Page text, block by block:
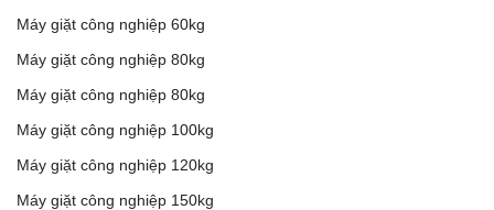
Máy giặt công nghiệp 60kg
Máy giặt công nghiệp 80kg
Máy giặt công nghiệp 80kg
Máy giặt công nghiệp 100kg
Máy giặt công nghiệp 120kg
Máy giặt công nghiệp 150kg